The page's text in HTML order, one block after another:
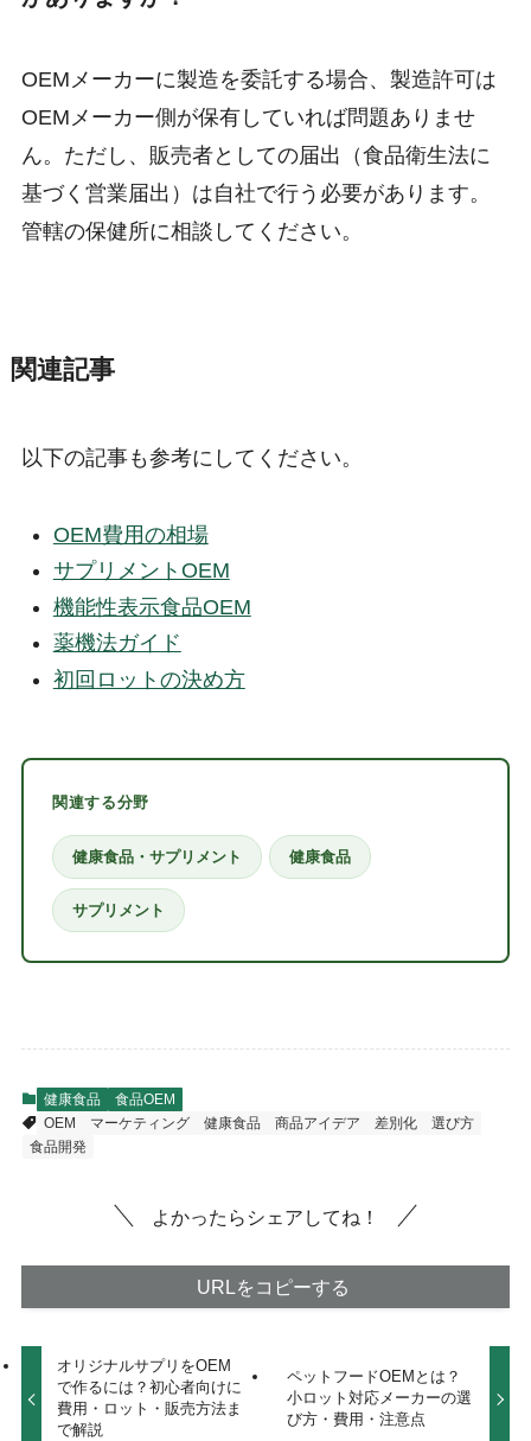
OEMメーカーに製造を委託する場合、製造許可は
OEMメーカー側が保有していれば問題ありませ
ん。ただし、販売者としての届出（食品衛生法に
基づく営業届出）は自社で行う必要があります。
管轄の保健所に相談してください。
関連記事
以下の記事も参考にしてください。
OEM費用の相場
サプリメントOEM
機能性表示食品OEM
薬機法ガイド
初回ロットの決め方
関連する分野
健康食品・サプリメント 健康食品
サプリメント
健康食品
食品OEM
OEM
マーケティング 健康食品 商品アイデア 差別化
選び方
食品開発
よかったらシェアしてね！
URLをコピーする
オリジナルサプリをOEM
で作るには？初心者向けに
費用・ロット・販売方法ま
で解説
ペットフードOEMとは？
小ロット対応メーカーの選
び方・費用・注意点